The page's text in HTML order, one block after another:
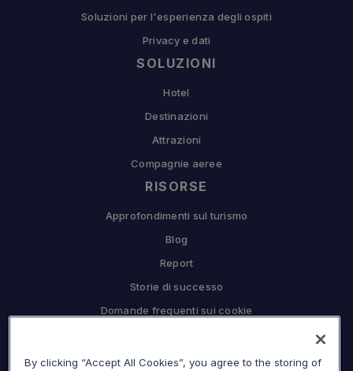
Soluzioni per l'esperienza degli ospiti
Privacy e dati
SOLUZIONI
Hotel
Destinazioni
Attrazioni
Compagnie aeree
RISORSE
Approfondimenti sul turismo
Blog
Report
Storie di successo
Domande frequenti sui cookie
Perché Sojern
By clicking “Accept All Cookies”, you agree to the storing of